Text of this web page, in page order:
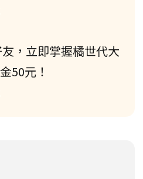
，立即掌握橘世代大
50元！